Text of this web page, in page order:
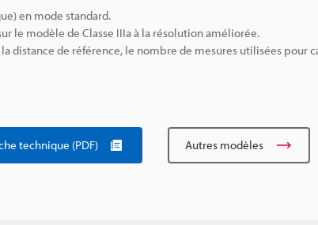
en mode standard.
le modèle de Classe IIIa à la résolution améliorée.
la distance de référence, le nombre de mesures utilisées pour
technique (PDF) Autres modèles